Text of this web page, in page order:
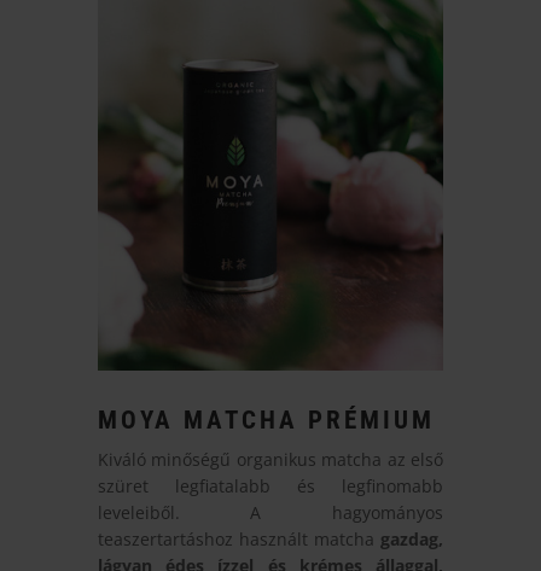
MOYA MATCHA PRÉMIUM
Kiváló minőségű organikus matcha az első
szüret legfiatalabb és legfinomabb
leveleiből. A hagyományos
teaszertartáshoz használt matcha gazdag,
lágyan édes ízzel és krémes állaggal,